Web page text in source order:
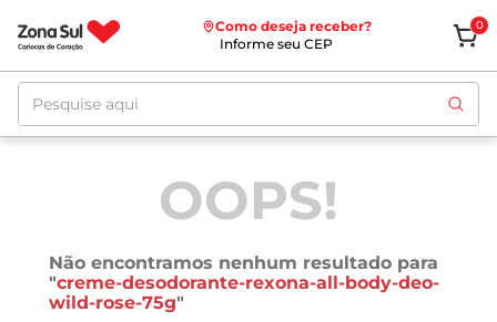
Como deseja receber?
Informe seu CEP
0
Pesquise aqui
OOPS!
Não encontramos nenhum resultado para
"creme-desodorante-rexona-all-body-deo-
wild-rose-75g"